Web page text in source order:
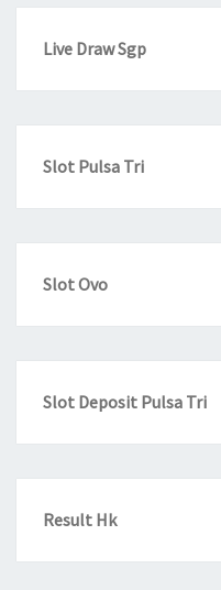
Live Draw Sgp
Slot Pulsa Tri
Slot Ovo
Slot Deposit Pulsa Tri
Result Hk